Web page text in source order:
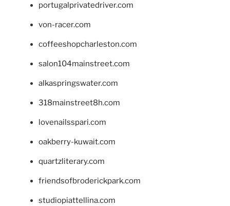
portugalprivatedriver.com
von-racer.com
coffeeshopcharleston.com
salon104mainstreet.com
alkaspringswater.com
318mainstreet8h.com
lovenailsspari.com
oakberry-kuwait.com
quartzliterary.com
friendsofbroderickpark.com
studiopiattellina.com